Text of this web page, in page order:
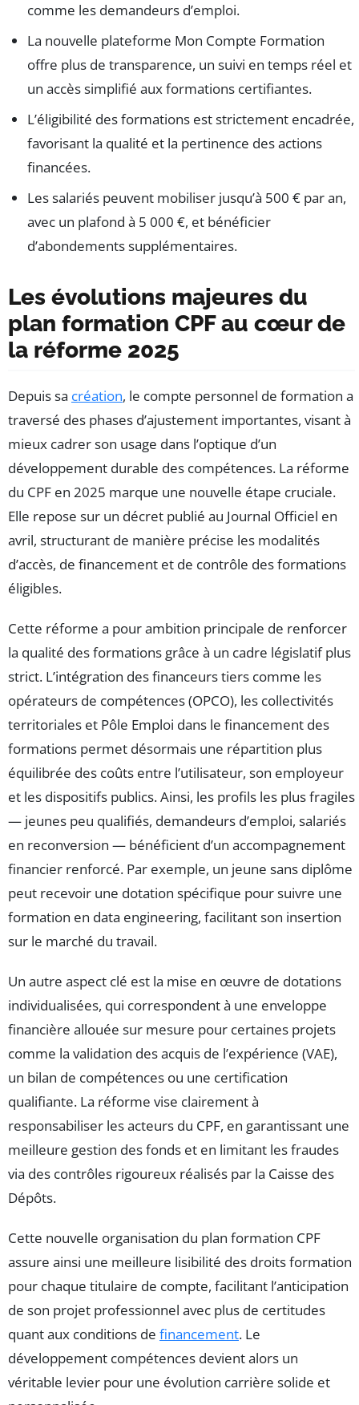
comme les demandeurs d’emploi.
La nouvelle plateforme Mon Compte Formation
offre plus de transparence, un suivi en temps réel et
un accès simplifié aux formations certifiantes.
L’éligibilité des formations est strictement encadrée,
favorisant la qualité et la pertinence des actions
financées.
Les salariés peuvent mobiliser jusqu’à 500 € par an,
avec un plafond à 5 000 €, et bénéficier
d’abondements supplémentaires.
Les évolutions majeures du
plan formation CPF au cœur de
la réforme 2025
Depuis sa création, le compte personnel de formation a
traversé des phases d’ajustement importantes, visant à
mieux cadrer son usage dans l’optique d’un
développement durable des compétences. La réforme
du CPF en 2025 marque une nouvelle étape cruciale.
Elle repose sur un décret publié au Journal Officiel en
avril, structurant de manière précise les modalités
d’accès, de financement et de contrôle des formations
éligibles.
Cette réforme a pour ambition principale de renforcer
la qualité des formations grâce à un cadre législatif plus
strict. L’intégration des financeurs tiers comme les
opérateurs de compétences (OPCO), les collectivités
territoriales et Pôle Emploi dans le financement des
formations permet désormais une répartition plus
équilibrée des coûts entre l’utilisateur, son employeur
et les dispositifs publics. Ainsi, les profils les plus fragiles
— jeunes peu qualifiés, demandeurs d’emploi, salariés
en reconversion — bénéficient d’un accompagnement
financier renforcé. Par exemple, un jeune sans diplôme
peut recevoir une dotation spécifique pour suivre une
formation en data engineering, facilitant son insertion
sur le marché du travail.
Un autre aspect clé est la mise en œuvre de dotations
individualisées, qui correspondent à une enveloppe
financière allouée sur mesure pour certaines projets
comme la validation des acquis de l’expérience (VAE),
un bilan de compétences ou une certification
qualifiante. La réforme vise clairement à
responsabiliser les acteurs du CPF, en garantissant une
meilleure gestion des fonds et en limitant les fraudes
via des contrôles rigoureux réalisés par la Caisse des
Dépôts.
Cette nouvelle organisation du plan formation CPF
assure ainsi une meilleure lisibilité des droits formation
pour chaque titulaire de compte, facilitant l’anticipation
de son projet professionnel avec plus de certitudes
quant aux conditions de financement. Le
développement compétences devient alors un
véritable levier pour une évolution carrière solide et